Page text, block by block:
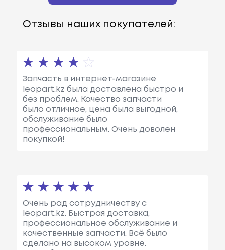
Отзывы наших покупателей:
Запчасть в интернет-магазине
leopart.kz была доставлена быстро и
без проблем. Качество запчасти
было отличное, цена была выгодной,
обслуживание было
профессиональным. Очень доволен
покупкой!
Очень рад сотрудничеству с
leopart.kz. Быстрая доставка,
профессиональное обслуживание и
качественные запчасти. Всё было
сделано на высоком уровне.